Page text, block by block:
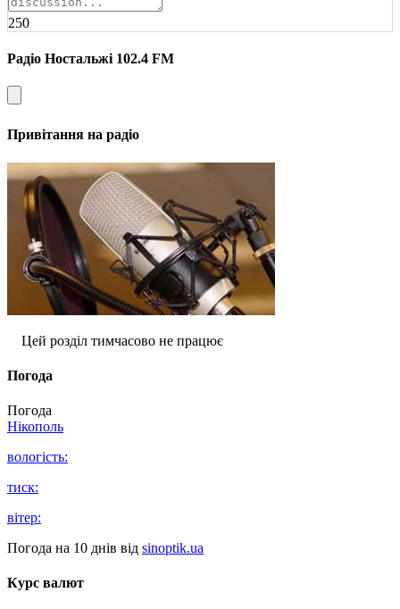
250
Радіо Ностальжі 102.4 FM
Привітання на радіо
Цей розділ тимчасово не працює
Погода
Погода
Нікополь
вологість:
тиск:
вітер:
Погода на 10 днів від sinoptik.ua
Курс валют